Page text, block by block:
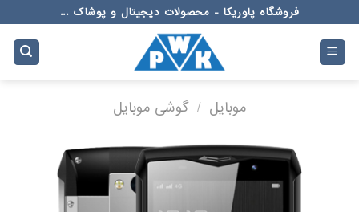
to
content
فروشگاه پاوریکا - محصولات دیجیتال و پوشاک ...
موبایل / گوشی موبایل